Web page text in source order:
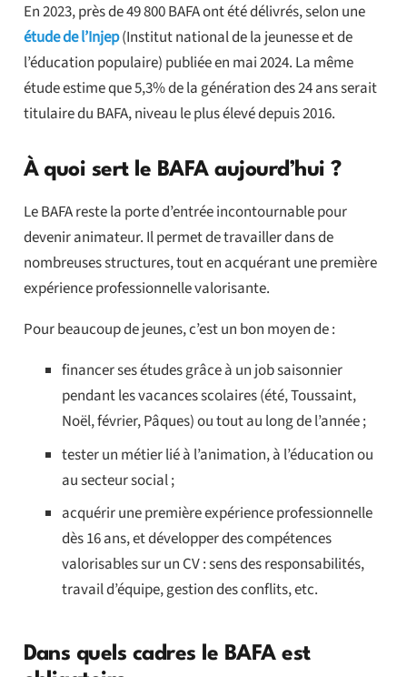
En 2023, près de 49 800 BAFA ont été délivrés, selon une
étude de l’Injep(Institut national de la jeunesse et de
l’éducation populaire) publiée en mai 2024. La même
étude estime que 5,3% de la génération des 24 ans serait
titulaire du BAFA, niveau le plus élevé depuis 2016.
À quoi sert le BAFA aujourd’hui ?
Le BAFA reste la porte d’entrée incontournable pour
devenir animateur. Il permet de travailler dans de
nombreuses structures, tout en acquérant une première
expérience professionnelle valorisante.
Pour beaucoup de jeunes, c’est un bon moyen de :
financer ses études grâce à un job saisonnier
pendant les vacances scolaires (été, Toussaint,
Noël, février, Pâques) ou tout au long de l’année ;
tester un métier lié à l’animation, à l’éducation ou
au secteur social ;
acquérir une première expérience professionnelle
dès 16 ans, et développer des compétences
valorisables sur un CV : sens des responsabilités,
travail d’équipe, gestion des conflits, etc.
Dans quels cadres le BAFA est